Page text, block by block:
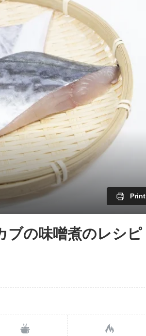
Print
ブの味噌煮のレシピ